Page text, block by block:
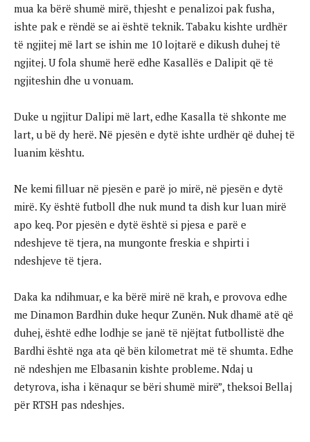
mua ka bërë shumë mirë, thjesht e penalizoi pak fusha,
ishte pak e rëndë se ai është teknik. Tabaku kishte urdhër
të ngjitej më lart se ishin me 10 lojtarë e dikush duhej të
ngjitej. U fola shumë herë edhe Kasallës e Dalipit që të
ngjiteshin dhe u vonuam.
Duke u ngjitur Dalipi më lart, edhe Kasalla të shkonte me
lart, u bë dy herë. Në pjesën e dytë ishte urdhër që duhej të
luanim kështu.
Ne kemi filluar në pjesën e parë jo mirë, në pjesën e dytë
mirë. Ky është futboll dhe nuk mund ta dish kur luan mirë
apo keq. Por pjesën e dytë është si pjesa e parë e
ndeshjeve të tjera, na mungonte freskia e shpirti i
ndeshjeve të tjera.
Daka ka ndihmuar, e ka bërë mirë në krah, e provova edhe
me Dinamon Bardhin duke hequr Zunën. Nuk dhamë atë që
duhej, është edhe lodhje se janë të njëjtat futbollistë dhe
Bardhi është nga ata që bën kilometrat më të shumta. Edhe
në ndeshjen me Elbasanin kishte probleme. Ndaj u
detyrova, isha i kënaqur se bëri shumë mirë”, theksoi Bellaj
për RTSH pas ndeshjes.